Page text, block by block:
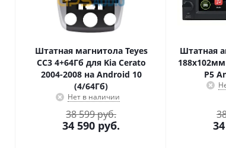
Штатная магнитола Teyes
CC3 4+64Гб для Kia Cerato
2004-2008 на Android 10
(4/64Гб)
Нет в наличии
38 599 руб.
34 590 руб.
Штатная
188x102мм
P5